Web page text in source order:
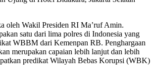
oleh Wakil Presiden RI Ma’ruf Amin.
satu dari lima polres di Indonesia yang
WBBM dari Kemenpan RB. Penghargaan
merupakan capaian lebih lanjut dan lebih
predikat Wilayah Bebas Korupsi (WBK)